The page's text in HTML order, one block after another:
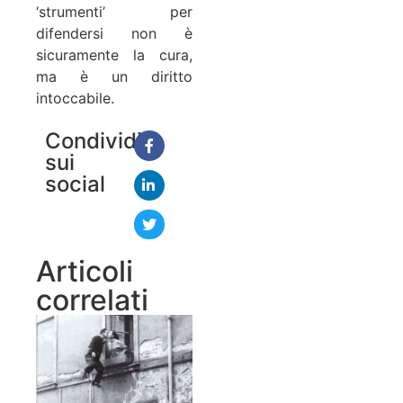
‘strumenti’ per
difendersi non è
sicuramente la cura,
ma è un diritto
intoccabile.
Condividi
sui
social
Articoli
correlati